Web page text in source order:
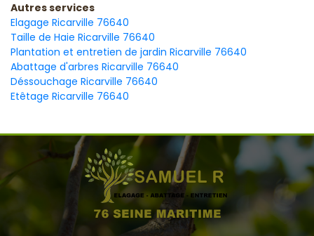
Autres services
Elagage Ricarville 76640
Taille de Haie Ricarville 76640
Plantation et entretien de jardin Ricarville 76640
Abattage d'arbres Ricarville 76640
Déssouchage Ricarville 76640
Etêtage Ricarville 76640